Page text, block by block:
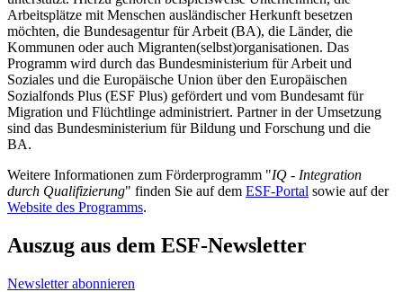
Arbeitsplätze mit Menschen ausländischer Herkunft besetzen
möchten, die Bundesagentur für Arbeit (BA), die Länder, die
Kommunen oder auch Migranten(selbst)organisationen. Das
Programm wird durch das Bundesministerium für Arbeit und
Soziales und die Europäische Union über den Europäischen
Sozialfonds Plus (ESF Plus) gefördert und vom Bundesamt für
Migration und Flüchtlinge administriert. Partner in der Umsetzung
sind das Bundesministerium für Bildung und Forschung und die
BA.
Weitere Informationen zum Förderprogramm "IQ - Integration
durch Qualifizierung" finden Sie auf dem ESF-Portal sowie auf der
Website des Programms.
Auszug aus dem ESF-Newsletter
Newsletter abonnieren